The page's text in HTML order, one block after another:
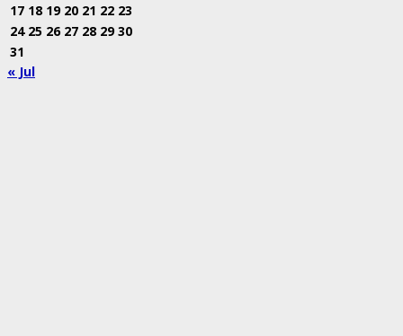
17 18 19 20 21 22 23
24 25 26 27 28 29 30
31
« Jul